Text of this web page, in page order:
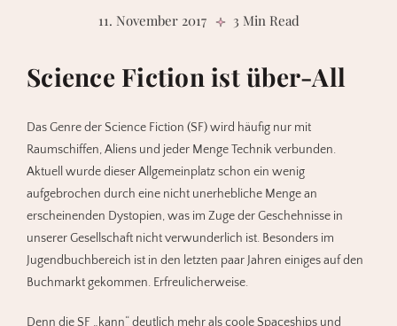
11. November 2017 3 Min Read
Science Fiction ist über-All
Das Genre der Science Fiction (SF) wird häufig nur mit
Raumschiffen, Aliens und jeder Menge Technik verbunden.
Aktuell wurde dieser Allgemeinplatz schon ein wenig
aufgebrochen durch eine nicht unerhebliche Menge an
erscheinenden Dystopien, was im Zuge der Geschehnisse in
unserer Gesellschaft nicht verwunderlich ist. Besonders im
Jugendbuchbereich ist in den letzten paar Jahren einiges auf den
Buchmarkt gekommen. Erfreulicherweise.
Denn die SF „kann“ deutlich mehr als coole Spaceships und